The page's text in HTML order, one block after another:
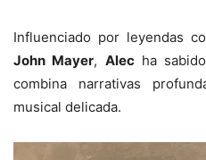
Influenciado por leyendas
John Mayer, Alecha
combina narrativas
musical delicada.